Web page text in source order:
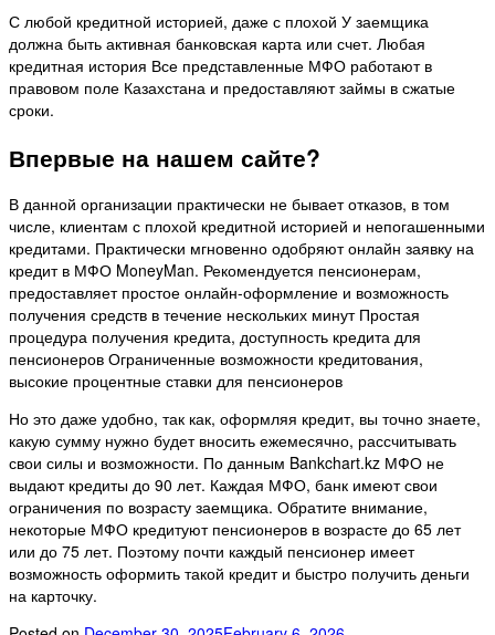
С любой кредитной историей, даже с плохой У заемщика
должна быть активная банковская карта или счет. Любая
кредитная история Все представленные МФО работают в
правовом поле Казахстана и предоставляют займы в сжатые
сроки.
Впервые на нашем сайте?
В данной организации практически не бывает отказов, в том
числе, клиентам с плохой кредитной историей и непогашенными
кредитами. Практически мгновенно одобряют онлайн заявку на
кредит в МФО MoneyMan. Рекомендуется пенсионерам,
предоставляет простое онлайн-оформление и возможность
получения средств в течение нескольких минут Простая
процедура получения кредита, доступность кредита для
пенсионеров Ограниченные возможности кредитования,
высокие процентные ставки для пенсионеров
Но это даже удобно, так как, оформляя кредит, вы точно знаете,
какую сумму нужно будет вносить ежемесячно, рассчитывать
свои силы и возможности. По данным Bankchart.kz МФО не
выдают кредиты до 90 лет. Каждая МФО, банк имеют свои
ограничения по возрасту заемщика. Обратите внимание,
некоторые МФО кредитуют пенсионеров в возрасте до 65 лет
или до 75 лет. Поэтому почти каждый пенсионер имеет
возможность оформить такой кредит и быстро получить деньги
на карточку.